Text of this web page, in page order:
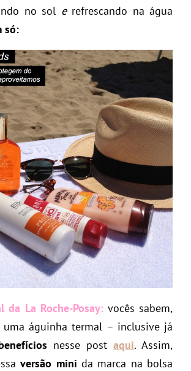
no sol e refrescando na água
só:
da La Roche-Posay: vocês sabem,
águinha termal – inclusive já
nesse post aqui. Assim,
versão mini da marca na bolsa